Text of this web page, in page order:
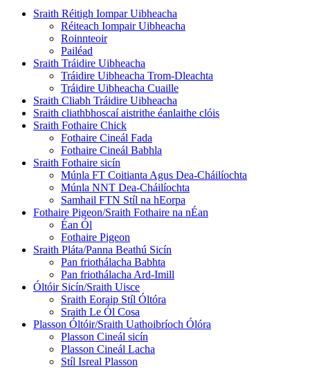
Sraith Réitigh Iompar Uibheacha
Réiteach Iompair Uibheacha
Roinnteoir
Pailéad
Sraith Tráidire Uibheacha
Tráidire Uibheacha Trom-Dleachta
Tráidire Uibheacha Cuaille
Sraith Cliabh Tráidire Uibheacha
Sraith cliathbhoscaí aistrithe éanlaithe clóis
Sraith Fothaire Chick
Fothaire Cineál Fada
Fothaire Cineál Babhla
Sraith Fothaire sicín
Múnla FT Coitianta Agus Dea-Cháilíochta
Múnla NNT Dea-Cháilíochta
Samhail FTN Stíl na hEorpa
Fothaire Pigeon/Sraith Fothaire na nÉan
Éan Ól
Fothaire Pigeon
Sraith Pláta/Panna Beathú Sicín
Pan friothálacha Babhta
Pan friothálacha Ard-Imill
Óltóir Sicín/Sraith Uisce
Sraith Eoraip Stíl Óltóra
Sraith Le Ól Cosa
Plasson Óltóir/Sraith Uathoibríoch Ólóra
Plasson Cineál sicín
Plasson Cineál Lacha
Stíl Isreal Plasson